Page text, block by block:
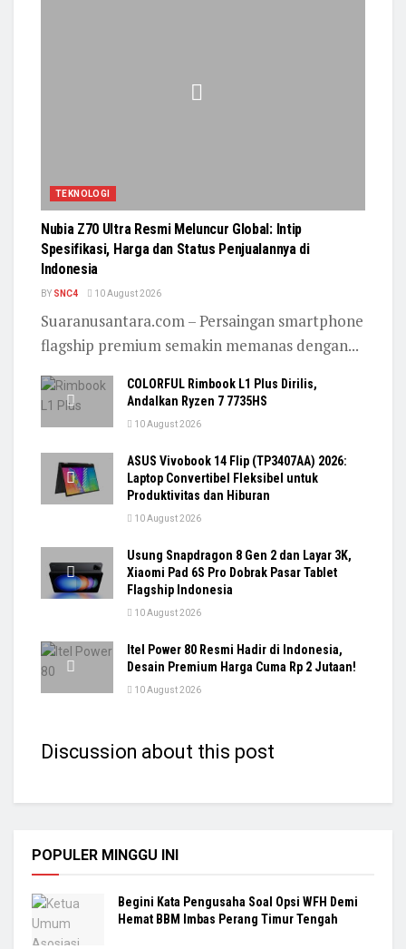
TEKNOLOGI
Nubia Z70 Ultra Resmi Meluncur Global: Intip
Spesifikasi, Harga dan Status Penjualannya di
Indonesia
BY SNC4 10 August 2026
Suaranusantara.com – ‎Persaingan smartphone
flagship premium semakin memanas dengan...
COLORFUL Rimbook L1 Plus Dirilis,
Andalkan Ryzen 7 7735HS
10 August 2026
ASUS Vivobook 14 Flip (TP3407AA) 2026:
Laptop Convertibel Fleksibel untuk
Produktivitas dan Hiburan
10 August 2026
Usung Snapdragon 8 Gen 2 dan Layar 3K,
Xiaomi Pad 6S Pro Dobrak Pasar Tablet
Flagship Indonesia
10 August 2026
Itel Power 80 Resmi Hadir di Indonesia,
Desain Premium Harga Cuma Rp 2 Jutaan!
10 August 2026
Discussion about this post
POPULER MINGGU INI
Begini Kata Pengusaha Soal Opsi WFH Demi
Hemat BBM Imbas Perang Timur Tengah